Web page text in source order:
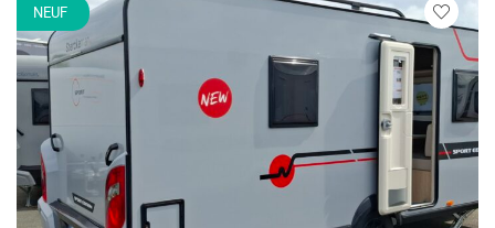
NEUF
Veuillez
vous